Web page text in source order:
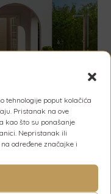
tehnologije poput kolačića
Pristanak na ove
kao što su ponašanje
Nepristanak ili
određene značajke i